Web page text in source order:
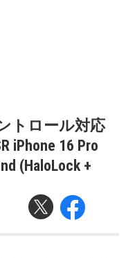
トロール対応
iPhone 16 Pro
(HaloLock +